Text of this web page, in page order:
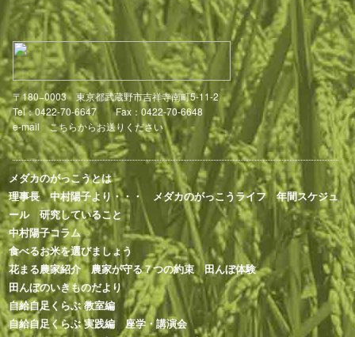
〒180−0003 東京都武蔵野市吉祥寺南町5-11-2
Tel：0422-70-6647 Fax：0422-70-6648
e-mailこちらからお送りください
メダカのがっこうとは
理事長 中村陽子より・・・
メダカのがっこうライフ
年間スケジュ
ール
研究していること
中村陽子コラム
食べるお米を選びましょう
花まる農家紹介
農家が守る７つの約束
田んぼ体験
田んぼのいきものだより
自給自足くらぶ 教室編
自給自足くらぶ 実践編
座学・講演会